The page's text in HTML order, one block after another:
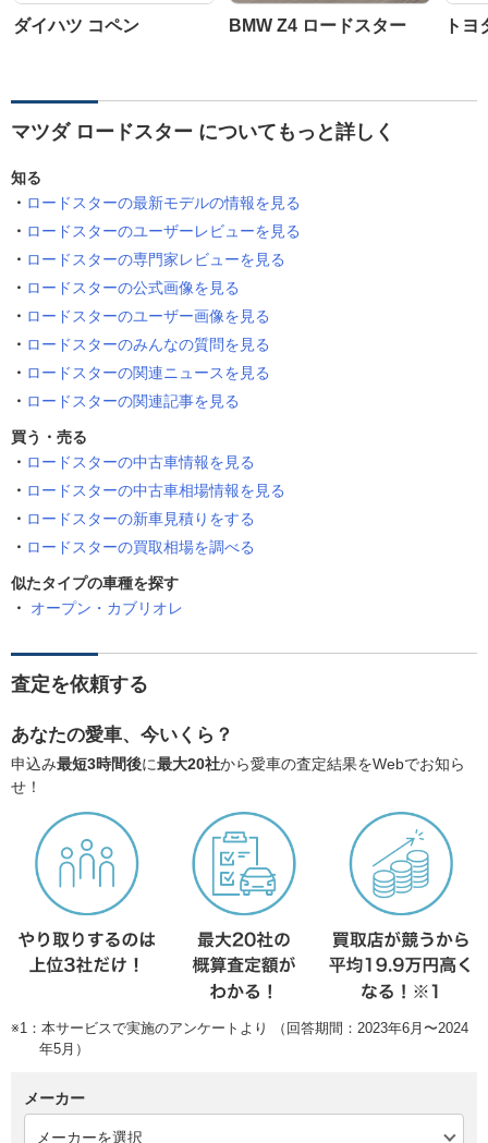
ダイハツ コペン BMW Z4 ロードスター トヨ
マツダ ロードスター についてもっと詳しく
知る
ロードスターの最新モデルの情報を見る
ロードスターのユーザーレビューを見る
ロードスターの専門家レビューを見る
ロードスターの公式画像を見る
ロードスターのユーザー画像を見る
ロードスターのみんなの質問を見る
ロードスターの関連ニュースを見る
ロードスターの関連記事を見る
買う・売る
ロードスターの中古車情報を見る
ロードスターの中古車相場情報を見る
ロードスターの新車見積りをする
ロードスターの買取相場を調べる
似たタイプの車種を探す
オープン・カブリオレ
査定を依頼する
あなたの愛車、今いくら？
申込み最短3時間後に最大20社から愛車の査定結果をWebでお知ら
せ！
※1：本サービスで実施のアンケートより （回答期間：2023年6月〜2024
年5月）
メーカー